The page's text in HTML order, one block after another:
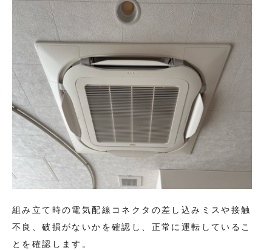
組み立て時の電気配線コネクタの差し込みミスや接触
不良、破損がないかを確認し、正常に運転しているこ
とを確認します。